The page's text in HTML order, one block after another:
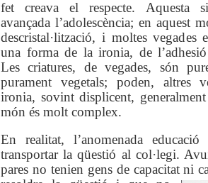
fet creava el respecte. Aquesta
avançada l’adolescència; en aquest
descristal·lització, i moltes vegades
una forma de la ironia, de
Les criatures, de vegades, són
purament vegetals; poden, altres
ironia, sovint displicent,
món és molt complex.
En realitat, l’anomenada educació
transportar la qüestió al col·legi.
pares no tenien gens de capacitat ni